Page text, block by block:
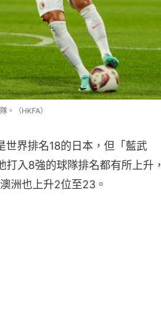
。（HKFA）
世界排名18的日本，但「藍武
入8強的球隊排名都有所上升，
洲也上升2位至23。